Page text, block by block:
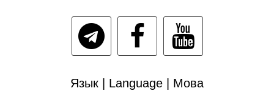
Язык | Language | Мова